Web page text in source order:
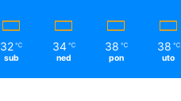
32 ℃
sub
34 ℃
ned
38 ℃
pon
38 ℃
uto